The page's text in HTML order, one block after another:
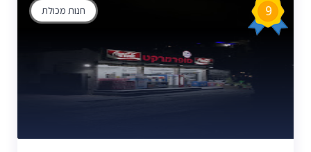
חנות מכולת 9